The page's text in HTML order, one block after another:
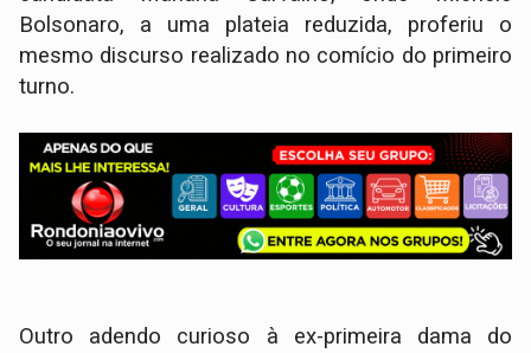
Bolsonaro, a uma plateia reduzida, proferiu o
mesmo discurso realizado no comício do primeiro
turno.
Outro adendo curioso à ex-primeira dama do